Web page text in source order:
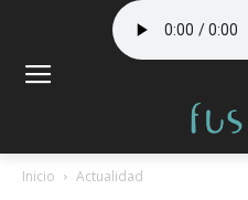
Inicio Actualidad